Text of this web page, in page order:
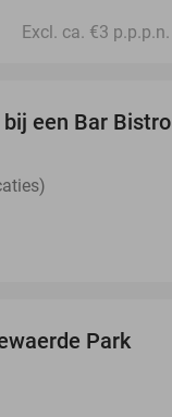
Excl. ca. €3
een Bar
Park